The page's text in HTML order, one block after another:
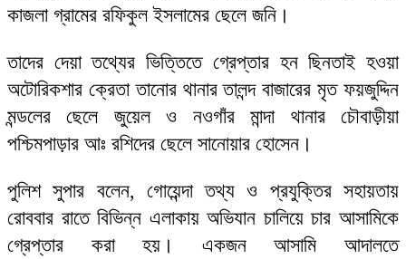
কাজলা গ্রামের রফিকুল ইসলামের ছেলে জনি।
তাদের দেয়া তথ্যের ভিত্তিতে গ্রেপ্তার হন ছিনতাই হওয়া
অটোরিকশার ক্রেতা তানোর থানার তালন্দ বাজারের মৃত ফয়জুদ্দিন
মন্ডলের ছেলে জুয়েল ও নওগাঁর মান্দা থানার চৌবাড়ীয়া
পশ্চিমপাড়ার আঃ রশিদের ছেলে সানোয়ার হোসেন।
পুলিশ সুপার বলেন, গোয়েন্দা তথ্য ও প্রযুক্তির সহায়তায়
রোববার রাতে বিভিন্ন এলাকায় অভিযান চালিয়ে চার আসামিকে
গ্রেপ্তার করা হয়। একজন আসামি আদালতে